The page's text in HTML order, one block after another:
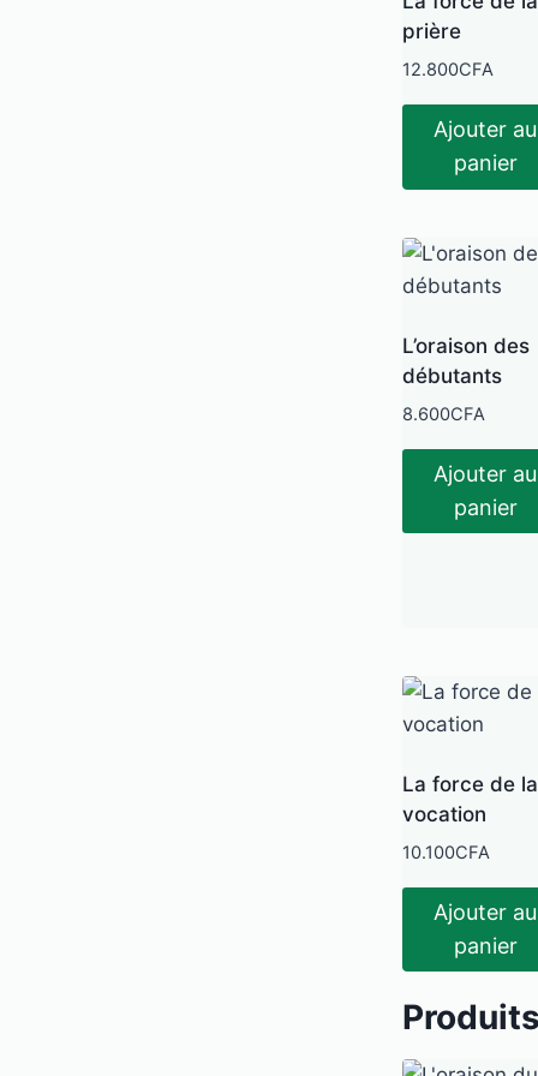
prière
12.800CFA
Ajouter au
panier
L’oraison des
débutants
8.600CFA
Ajouter au
panier
La force de la
vocation
10.100CFA
Ajouter au
panier